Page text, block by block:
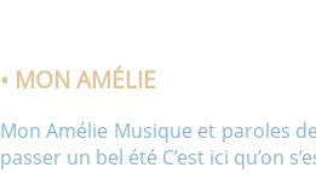
• MON AMÉLIE
Mon Amélie Musique et paroles
passer un bel été C’est ici qu’on